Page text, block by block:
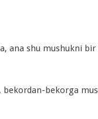
ana shu mushukni
bekorga